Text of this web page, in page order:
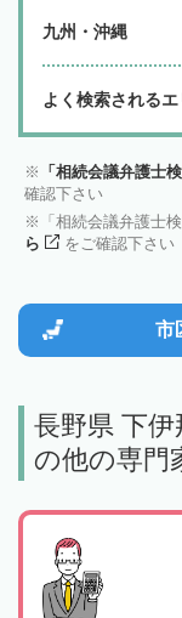
九州・沖縄
よく検索される
「相続会議弁護士
確認下さい
「相続会議弁護士
ら
をご確認下さい
市
長野県 下
の他の専門